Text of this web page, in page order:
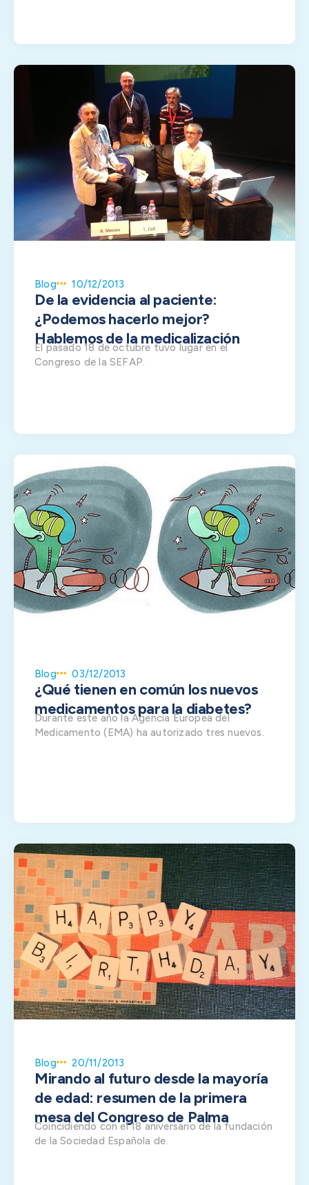
Blog 10/12/2013
De la evidencia al paciente:
¿Podemos hacerlo mejor?
Hablemos de la medicalización
El pasado 18 de octubre tuvo lugar en el
Congreso de la SEFAP.
Blog 03/12/2013
¿Qué tienen en común los nuevos
medicamentos para la diabetes?
Durante este año la Agencia Europea del
Medicamento (EMA) ha autorizado tres nuevos.
Blog 20/11/2013
Mirando al futuro desde la mayoría
de edad: resumen de la primera
mesa del Congreso de Palma
Coincidiendo con el 18 aniversario de la fundación
de la Sociedad Española de.